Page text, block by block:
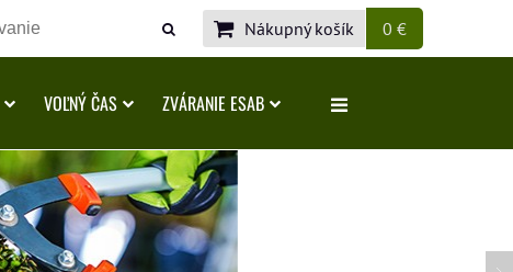
Nákupný košík 0 €
VOĽNÝ ČAS ZVÁRANIE ESAB